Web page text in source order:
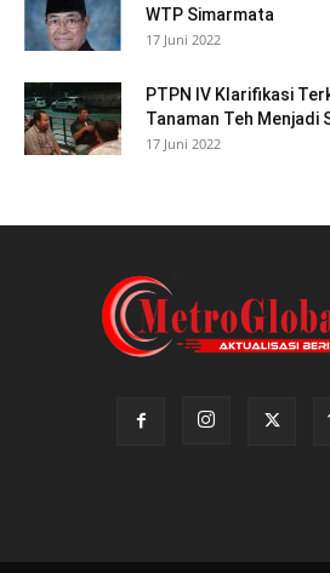
WTP Simarmata
17 Juni 2022
PTPN IV Klarifikasi
Tanaman Teh Menjadi
17 Juni 2022